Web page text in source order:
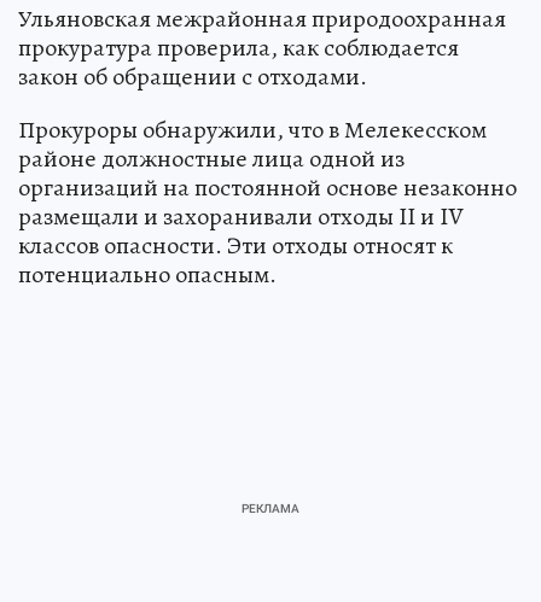
Ульяновская межрайонная природоохранная
прокуратура проверила, как соблюдается
закон об обращении с отходами.
Прокуроры обнаружили, что в Мелекесском
районе должностные лица одной из
организаций на постоянной основе незаконно
размещали и захоранивали отходы II и IV
классов опасности. Эти отходы относят к
потенциально опасным.